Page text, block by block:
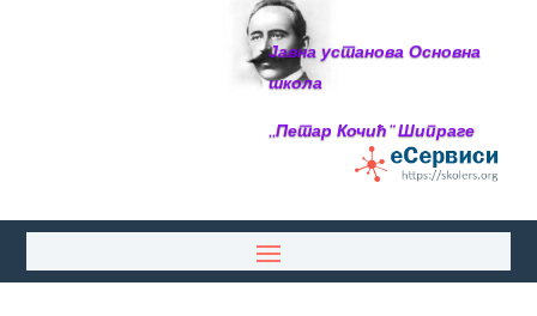
Јавна установа Основна
школа
,,Петар Кочић“ Шипраге